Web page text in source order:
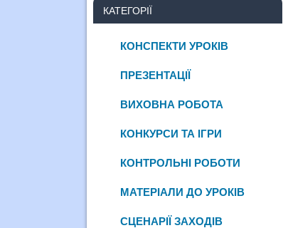
КАТЕГОРІЇ
КОНСПЕКТИ УРОКІВ
ПРЕЗЕНТАЦІЇ
ВИХОВНА РОБОТА
КОНКУРСИ ТА ІГРИ
КОНТРОЛЬНІ РОБОТИ
МАТЕРІАЛИ ДО УРОКІВ
СЦЕНАРІЇ ЗАХОДІВ